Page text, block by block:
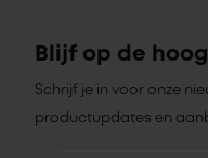
Blijf op de
Schrijf je in voor onze
productupdates en